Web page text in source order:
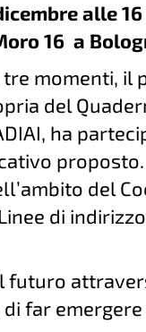
alle
16 a
tre momenti, il
del
ha
proposto.
del
di
futuro
far